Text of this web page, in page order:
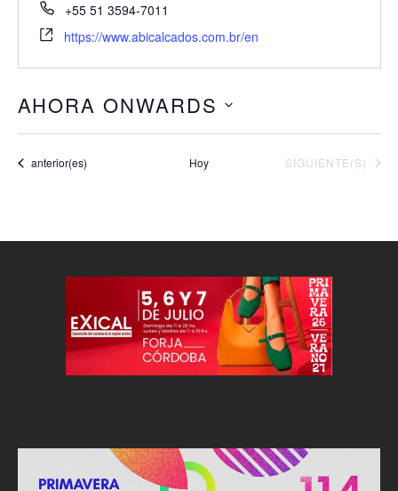
+55 51 3594-7011
https://www.abicalcados.com.br/en
AHORA ONWARDS
Seleccionar
fecha.
Eventos
anterior(es) Hoy EVENTOS
SIGUIENTE(S)